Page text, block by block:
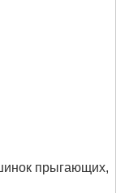
прыгающих,